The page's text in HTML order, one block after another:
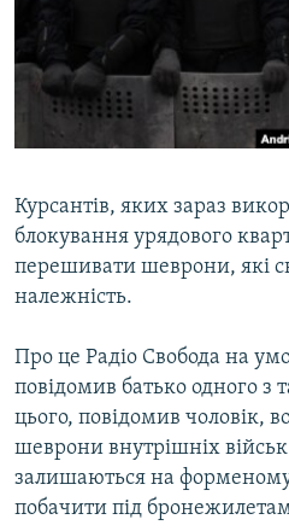
ВІДЕОУРОКИ «ELIFBE»
СВІДЧЕННЯ ОКУПАЦІЇ
УКРАЇНСЬКА ПРОБЛЕМА КРИМУ
Русский
Qırımtatar
ДОЛУЧАЙСЯ!
Усі сайти RFE/RL
Курсантів, яких зараз
блокування урядового
перешивати шеврони, які
належність.
Про це Радіо Свобода на
повідомив батько одного з
цього, повідомив чоловік,
шеврони внутрішніх
залишаються на
побачити під